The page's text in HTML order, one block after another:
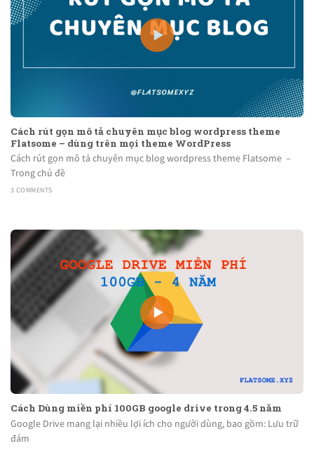
Cách rút gọn mô tả chuyên mục blog wordpress theme
Flatsome – dùng trên mọi theme WordPress
Cách rút gọn mô tả chuyên mục blog wordpress theme Flatsome –
Trong chủ đề
3 COMMENTS
Cách Dùng miền phí 100GB google drive trong 4.5 năm
Google Drive mang lại nhiều lợi ích cho người dùng, bao gồm: Lưu trữ
đám